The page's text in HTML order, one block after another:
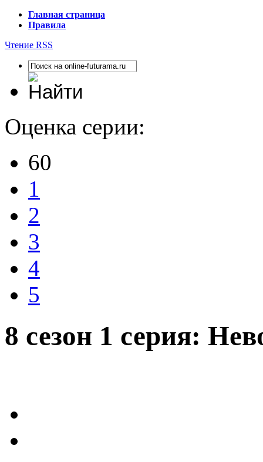
Главная страница
Правила
Чтение RSS
Оценка серии:
60
1
2
3
4
5
8 сезон 1 серия: